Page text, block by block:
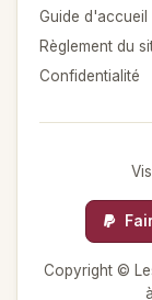
Guide d'accueil
Règlement du
Confidentialité
Copyright ©